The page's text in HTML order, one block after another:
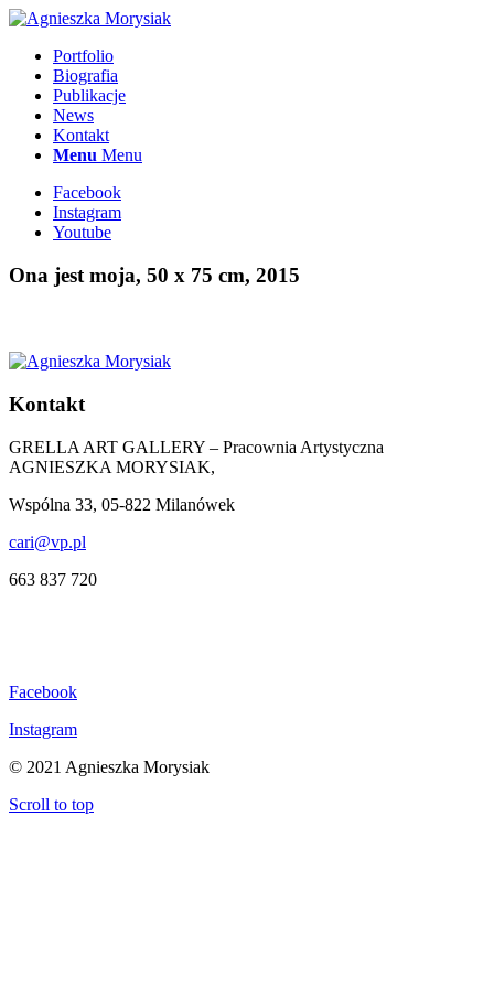
Portfolio
Biografia
Publikacje
News
Kontakt
Menu Menu
Facebook
Instagram
Youtube
Ona jest moja, 50 x 75 cm, 2015
Kontakt
GRELLA ART GALLERY – Pracownia Artystyczna
AGNIESZKA MORYSIAK,
Wspólna 33, 05-822 Milanówek
cari@vp.pl
663 837 720
Facebook
Instagram
© 2021 Agnieszka Morysiak
Scroll to top